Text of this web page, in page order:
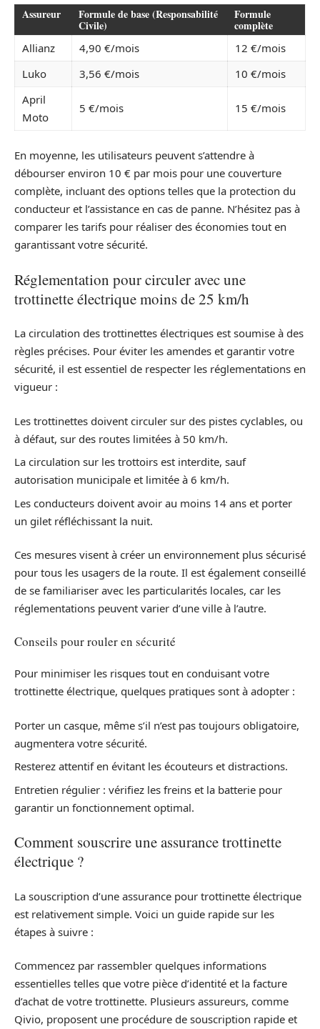
Assureur Formule de base (Responsabilité
Civile)
Formule
complète
Allianz 4,90 €/mois
12 €/mois
Luko
3,56 €/mois
10 €/mois
April
Moto
5 €/mois 15 €/mois
En moyenne, les utilisateurs peuvent s’attendre à
débourser environ 10 € par mois pour une couverture
complète, incluant des options telles que la protection du
conducteur et l’assistance en cas de panne. N’hésitez pas à
comparer les tarifs pour réaliser des économies tout en
garantissant votre sécurité.
Réglementation pour circuler avec une
trottinette électrique moins de 25 km/h
La circulation des trottinettes électriques est soumise à des
règles précises. Pour éviter les amendes et garantir votre
sécurité, il est essentiel de respecter les réglementations en
vigueur :
Les trottinettes doivent circuler sur des pistes cyclables, ou
à défaut, sur des routes limitées à 50 km/h.
La circulation sur les trottoirs est interdite, sauf
autorisation municipale et limitée à 6 km/h.
Les conducteurs doivent avoir au moins 14 ans et porter
un gilet réfléchissant la nuit.
Ces mesures visent à créer un environnement plus sécurisé
pour tous les usagers de la route. Il est également conseillé
de se familiariser avec les particularités locales, car les
réglementations peuvent varier d’une ville à l’autre.
Conseils pour rouler en sécurité
Pour minimiser les risques tout en conduisant votre
trottinette électrique, quelques pratiques sont à adopter :
Porter un casque, même s’il n’est pas toujours obligatoire,
augmentera votre sécurité.
Resterez attentif en évitant les écouteurs et distractions.
Entretien régulier : vérifiez les freins et la batterie pour
garantir un fonctionnement optimal.
Comment souscrire une assurance trottinette
électrique ?
La souscription d’une assurance pour trottinette électrique
est relativement simple. Voici un guide rapide sur les
étapes à suivre :
Commencez par rassembler quelques informations
essentielles telles que votre pièce d’identité et la facture
d’achat de votre trottinette. Plusieurs assureurs, comme
Qivio, proposent une procédure de souscription rapide et